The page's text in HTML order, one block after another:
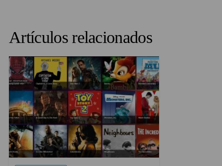
Artículos relacionados